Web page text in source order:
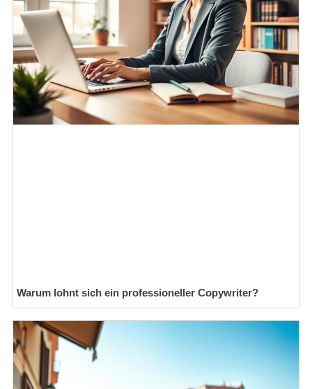
Warum lohnt sich ein professioneller Copywriter?